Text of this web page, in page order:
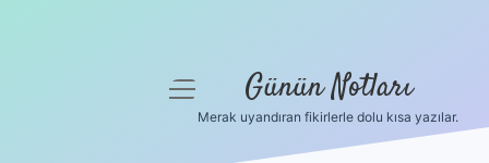
menüyü
Günün Notları
Merak uyandıran fikirlerle dolu kısa yazılar.